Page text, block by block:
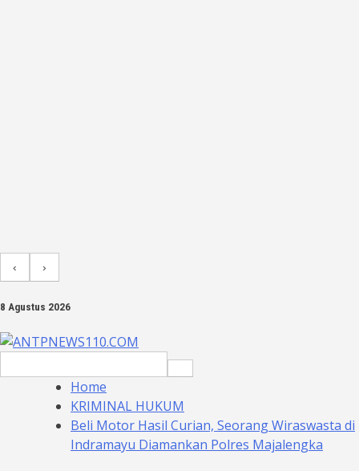
‹ ›
8 Agustus 2026
for:
Home
KRIMINAL HUKUM
Beli Motor Hasil Curian, Seorang Wiraswasta di
Indramayu Diamankan Polres Majalengka